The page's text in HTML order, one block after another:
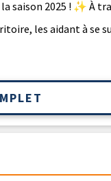
2025 ! ✨ À
les aidant à se